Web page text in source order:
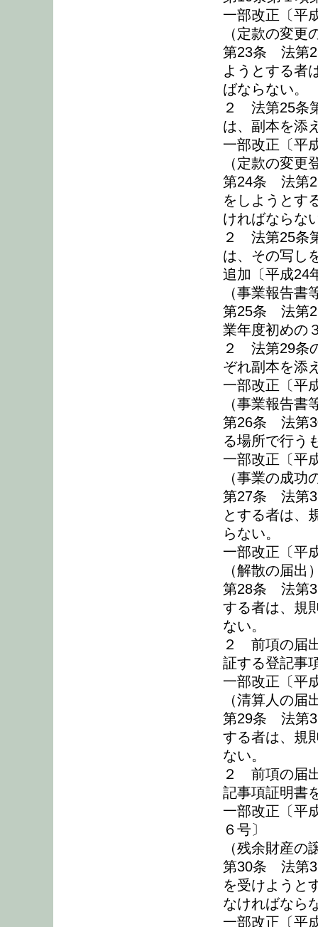
一部改正〔平
（定款の変更
第23条 法第
ようとする者
ばならない。
２ 法第25条
は、副本を添
一部改正〔平
（定款の変
第24条 法第
をしようとす
ければならな
２ 法第25条
は、その写し
追加〔平成24
（事業報告書
第25条 法第
業年度初めの
２ 法第29条
ぞれ副本を添
一部改正〔平
（事業報告書
第26条 法第
る場所で行う
一部改正〔平
（事業の成
第27条 法第
とする者は、
らない。
一部改正〔平
（解散の届出
第28条 法第
する者は、規
ない。
２ 前項の届
証する登記事
一部改正〔平
（清算人の届
第29条 法第
する者は、規
ない。
２ 前項の届
記事項証明書
一部改正〔平
６号〕
（残余財産の
第30条 法第
を受けようと
なければなら
一部改正〔平